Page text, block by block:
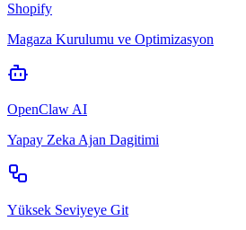
Shopify
Magaza Kurulumu ve Optimizasyon
OpenClaw AI
Yapay Zeka Ajan Dagitimi
Yüksek Seviyeye Git